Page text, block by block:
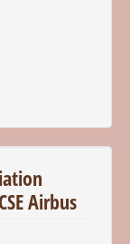
Airbus